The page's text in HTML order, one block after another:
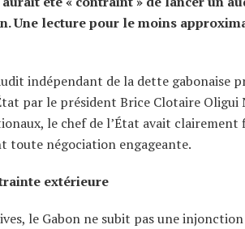
Une lecture pour le moins
indépendant de la dette gabonaise
par le président Brice Clotaire Oligui
le chef de l’État avait
toute négociation engageante.
extérieure
le Gabon ne subit pas une